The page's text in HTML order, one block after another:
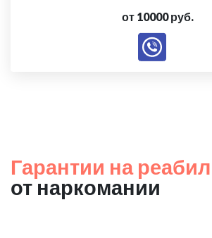
от 10000 руб.
Гарантии на
от наркомании